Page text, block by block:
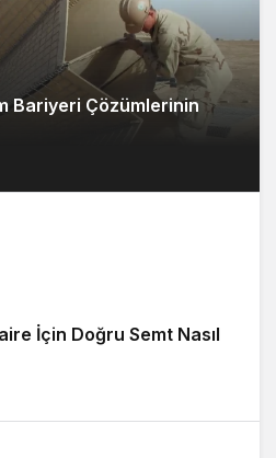
Bariyeri Çözümlerinin
İçin Doğru Semt Nasıl